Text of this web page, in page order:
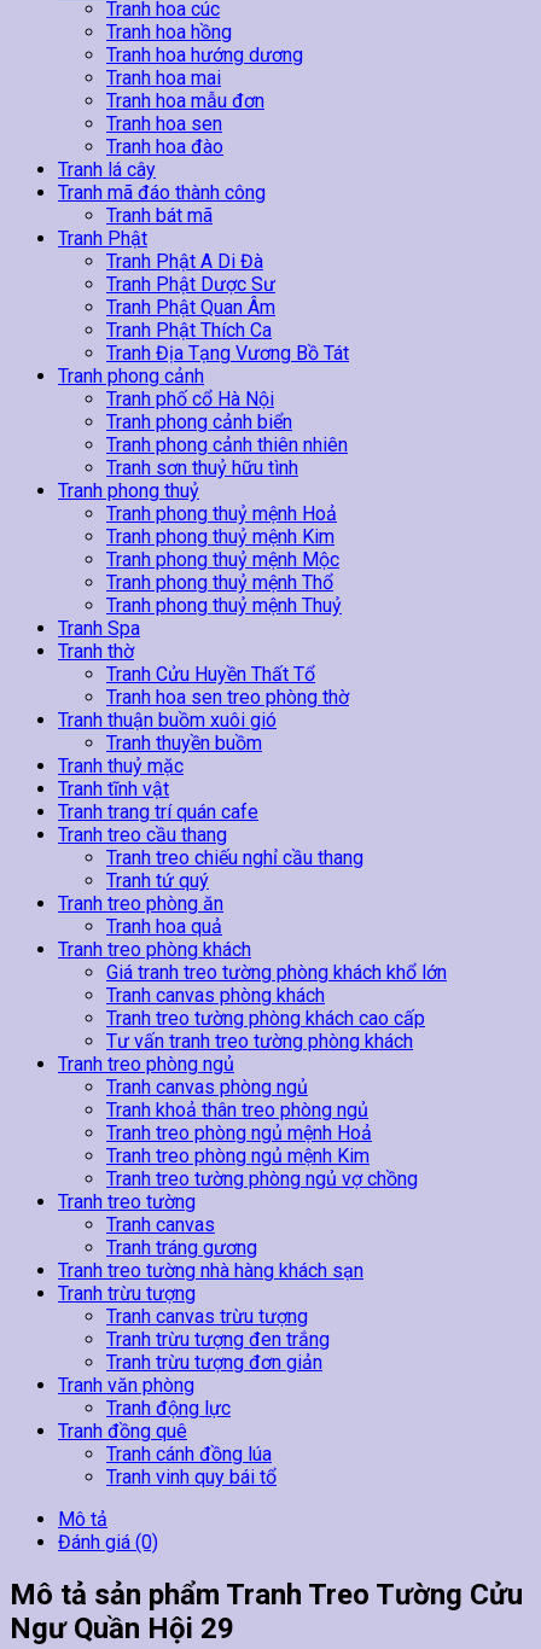
Tranh hoa cúc
Tranh hoa hồng
Tranh hoa hướng dương
Tranh hoa mai
Tranh hoa mẫu đơn
Tranh hoa sen
Tranh hoa đào
Tranh lá cây
Tranh mã đáo thành công
Tranh bát mã
Tranh Phật
Tranh Phật A Di Đà
Tranh Phật Dược Sư
Tranh Phật Quan Âm
Tranh Phật Thích Ca
Tranh Địa Tạng Vương Bồ Tát
Tranh phong cảnh
Tranh phố cổ Hà Nội
Tranh phong cảnh biển
Tranh phong cảnh thiên nhiên
Tranh sơn thuỷ hữu tình
Tranh phong thuỷ
Tranh phong thuỷ mệnh Hoả
Tranh phong thuỷ mệnh Kim
Tranh phong thuỷ mệnh Mộc
Tranh phong thuỷ mệnh Thổ
Tranh phong thuỷ mệnh Thuỷ
Tranh Spa
Tranh thờ
Tranh Cửu Huyền Thất Tổ
Tranh hoa sen treo phòng thờ
Tranh thuận buồm xuôi gió
Tranh thuyền buồm
Tranh thuỷ mặc
Tranh tĩnh vật
Tranh trang trí quán cafe
Tranh treo cầu thang
Tranh treo chiếu nghỉ cầu thang
Tranh tứ quý
Tranh treo phòng ăn
Tranh hoa quả
Tranh treo phòng khách
Giá tranh treo tường phòng khách khổ lớn
Tranh canvas phòng khách
Tranh treo tường phòng khách cao cấp
Tư vấn tranh treo tường phòng khách
Tranh treo phòng ngủ
Tranh canvas phòng ngủ
Tranh khoả thân treo phòng ngủ
Tranh treo phòng ngủ mệnh Hoả
Tranh treo phòng ngủ mệnh Kim
Tranh treo tường phòng ngủ vợ chồng
Tranh treo tường
Tranh canvas
Tranh tráng gương
Tranh treo tường nhà hàng khách sạn
Tranh trừu tượng
Tranh canvas trừu tượng
Tranh trừu tượng đen trắng
Tranh trừu tượng đơn giản
Tranh văn phòng
Tranh động lực
Tranh đồng quê
Tranh cánh đồng lúa
Tranh vinh quy bái tổ
Mô tả
Đánh giá (0)
Mô tả sản phẩm Tranh Treo Tường Cửu
Ngư Quần Hội 29